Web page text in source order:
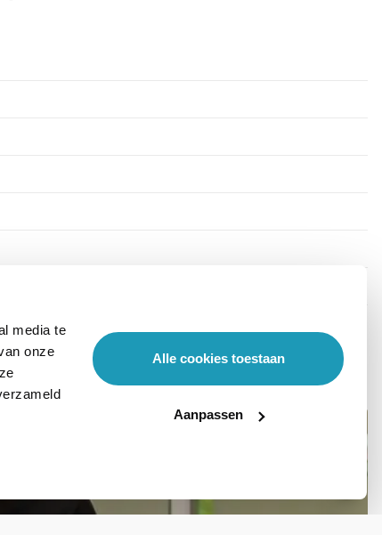
media te
onze
Alle cookies toestaan
Aanpassen